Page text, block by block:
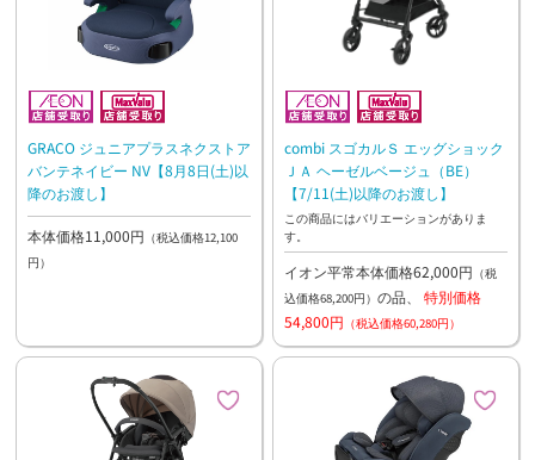
GRACO ジュニアプラスネクストア
バンテネイビー NV【8月8日(土)以
降のお渡し】
本体価格11,000円 （税込価格12,100
円）
combi スゴカルＳ エッグショック
ＪＡ ヘーゼルベージュ（BE）
【7/11(土)以降のお渡し】
この商品にはバリエーションがありま
す。
イオン平常本体価格62,000円 （税
込価格68,200円） の品、 特別価格
54,800円 （税込価格60,280円）